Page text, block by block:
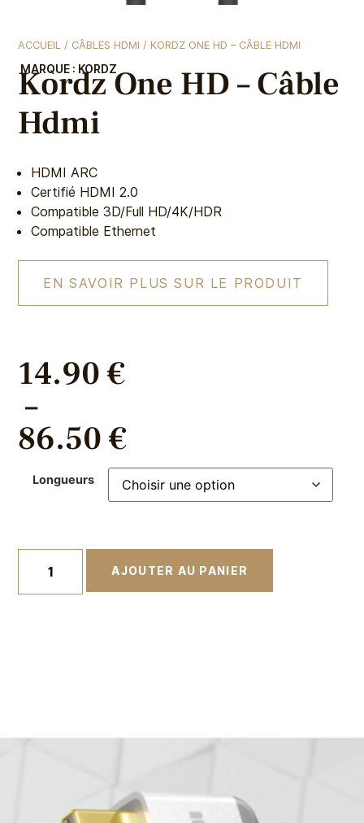
ACCUEIL / CÂBLES HDMI / KORDZ ONE HD – CÂBLE HDMI
MARQUE : KORDZ
Kordz One HD – Câble
Hdmi
HDMI ARC
Certifié HDMI 2.0
Compatible 3D/Full HD/4K/HDR
Compatible Ethernet
EN SAVOIR PLUS SUR LE PRODUIT
14.90€
–
86.50€
Longueurs
AJOUTER AU PANIER